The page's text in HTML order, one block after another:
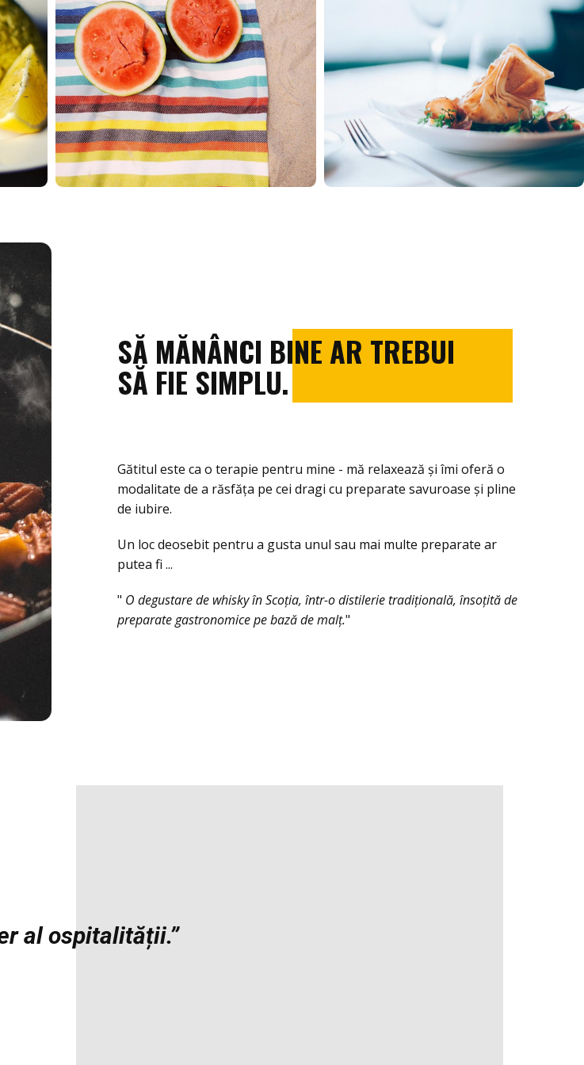
SĂ MĂNÂNCI BINE AR TREBUI
SĂ FIE SIMPLU.
Gătitul este ca o terapie pentru mine - mă relaxează și îmi oferă o
modalitate de a răsfăța pe cei dragi cu preparate savuroase și pline
de iubire.
Un loc deosebit pentru a gusta unul sau mai multe preparate ar
putea fi ...
" O degustare de whisky în Scoția, într-o distilerie tradițională, însoțită de
preparate gastronomice pe bază de malț."
al ospitalității.”